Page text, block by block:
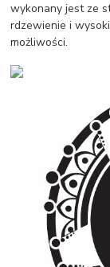
wykonany jest ze
rdzewienie i
możliwości.